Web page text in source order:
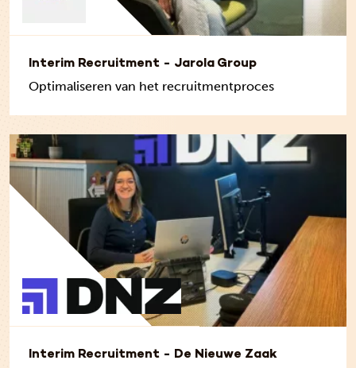
Interim Recruitment - Jarola Group
Optimaliseren van het recruitmentproces
Interim Recruitment - De Nieuwe Zaak